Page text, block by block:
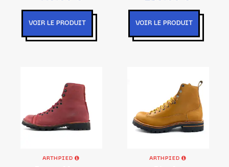
VOIR LE PRODUIT VOIR LE PRODUIT
ARTHPIED ARTHPIED